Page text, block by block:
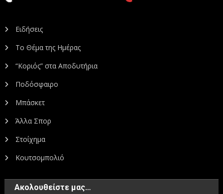
Ειδήσεις
Το Θέμα της Ημέρας
“Κοριός” στα Αποδυτήρια
Ποδόσφαιρο
Μπάσκετ
Άλλα Σπορ
Στοίχημα
Κουτσομπολιό
Ακολουθείστε μας…